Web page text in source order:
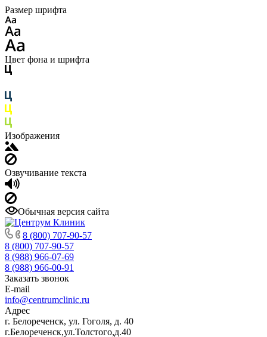
Размер шрифта
Цвет фона и шрифта
Изображения
Озвучивание текста
Обычная версия сайта
8 (800) 707-90-57
8 (800) 707-90-57
8 (988) 966-07-69
8 (988) 966-00-91
Заказать звонок
E-mail
info@centrumclinic.ru
Адрес
г. Белореченск, ул. Гоголя, д. 40
г.Белореченск,ул.Толстого,д.40